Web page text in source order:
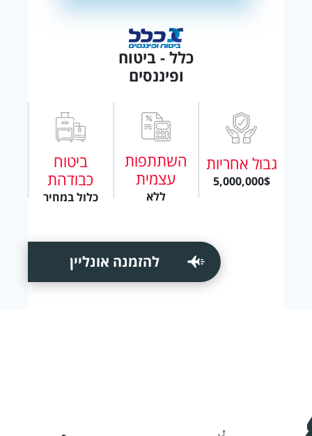
כלל - ביטוח
ופיננסים
גבול אחריות
5,000,000$
השתתפות
עצמית
ללא
ביטוח
כבודהת
כלול במחיר
להזמנה אונליין